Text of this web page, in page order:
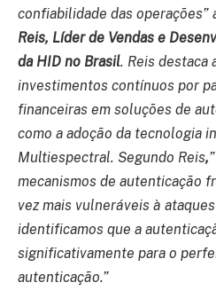
confiabilidade das operações”
Reis, Líder de Vendas e
da HID no Brasil. Reis destaca
investimentos contínuos por
financeiras em soluções de
como a adoção da tecnologia
Multiespectral. Segundo Reis,
mecanismos de autenticação
vez mais vulneráveis à
identificamos que a
significativamente para o
autenticação.”